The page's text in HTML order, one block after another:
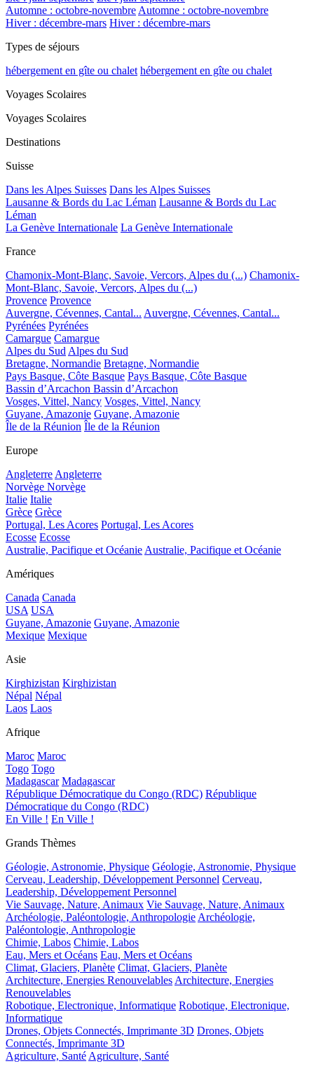
Automne : octobre-novembreAutomne : octobre-novembre
Hiver : décembre-mars Hiver : décembre-mars
Types de séjours
hébergement en gîte ou chalet hébergement en gîte ou chalet
Voyages Scolaires
Voyages Scolaires
Destinations
Suisse
Dans les Alpes Suisses Dans les Alpes Suisses
Lausanne & Bords du Lac Léman Lausanne & Bords du Lac
Léman
La Genève Internationale La Genève Internationale
France
Chamonix-Mont-Blanc, Savoie, Vercors, Alpes du (...) Chamonix-
Mont-Blanc, Savoie, Vercors, Alpes du (...)
Provence Provence
Auvergne, Cévennes, Cantal... Auvergne, Cévennes, Cantal...
Pyrénées Pyrénées
Camargue Camargue
Alpes du SudAlpes du Sud
Bretagne, Normandie Bretagne, Normandie
Pays Basque, Côte Basque Pays Basque, Côte Basque
Bassin d’Arcachon Bassin d’Arcachon
Vosges, Vittel, Nancy Vosges, Vittel, Nancy
Guyane, Amazonie Guyane, Amazonie
Île de la Réunion Île de la Réunion
Europe
AngleterreAngleterre
Norvège Norvège
Italie Italie
Grèce Grèce
Portugal, Les Acores Portugal, Les Acores
Ecosse Ecosse
Australie, Pacifique et OcéanieAustralie, Pacifique et Océanie
Amériques
Canada Canada
USA USA
Guyane, Amazonie Guyane, Amazonie
Mexique Mexique
Asie
Kirghizistan Kirghizistan
Népal Népal
Laos Laos
Afrique
Maroc Maroc
Togo Togo
Madagascar Madagascar
République Démocratique du Congo (RDC) République
Démocratique du Congo (RDC)
En Ville ! En Ville !
Grands Thèmes
Géologie, Astronomie, Physique Géologie, Astronomie, Physique
Cerveau, Leadership, Développement Personnel Cerveau,
Leadership, Développement Personnel
Vie Sauvage, Nature, Animaux Vie Sauvage, Nature, Animaux
Archéologie, Paléontologie, AnthropologieArchéologie,
Paléontologie, Anthropologie
Chimie, Labos Chimie, Labos
Eau, Mers et Océans Eau, Mers et Océans
Climat, Glaciers, Planète Climat, Glaciers, Planète
Architecture, Energies RenouvelablesArchitecture, Energies
Renouvelables
Robotique, Electronique, Informatique Robotique, Electronique,
Informatique
Drones, Objets Connectés, Imprimante 3D Drones, Objets
Connectés, Imprimante 3D
Agriculture, SantéAgriculture, Santé